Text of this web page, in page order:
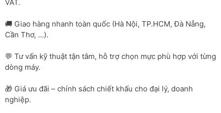
VAT.
🚚 Giao hàng nhanh toàn quốc (Hà Nội, TP.HCM, Đà Nẵng,
Cần Thơ, …).
💬 Tư vấn kỹ thuật tận tâm, hỗ trợ chọn mực phù hợp với từng
dòng máy.
🎁 Giá ưu đãi – chính sách chiết khấu cho đại lý, doanh
nghiệp.